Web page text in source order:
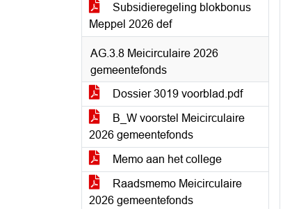
Subsidieregeling blokbonus
Meppel 2026 def
AG.3.8 Meicirculaire 2026
gemeentefonds
Dossier 3019 voorblad.pdf
B_W voorstel Meicirculaire
2026 gemeentefonds
Memo aan het college
Raadsmemo Meicirculaire
2026 gemeentefonds